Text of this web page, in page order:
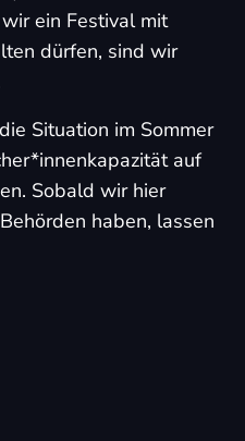
ein Festival mit
dürfen, sind wir
Situation im Sommer
auf
Sobald wir hier
haben, lassen